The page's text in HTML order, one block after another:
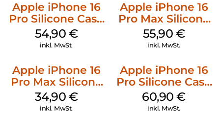
Apple iPhone 16
Pro Silicone Case
MagSafe Black
54,90 €
inkl. MwSt.
Apple iPhone 16
Pro Max Silicone
Case MagSafe
Stone Gray
55,90 €
inkl. MwSt.
Apple iPhone 16
Pro Max Silicone
Case MagSafe
Denim
34,90 €
inkl. MwSt.
Apple iPhone 16
Pro Silicone Case
MagSafe Stone
Gray
60,90€
inkl. MwSt.